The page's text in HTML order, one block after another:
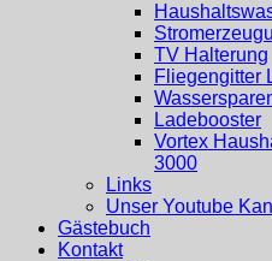
TV Halterung
Fliegengitter
Ladebooster
Vortex
3000
Links
Unser Youtube
Gästebuch
Kontakt